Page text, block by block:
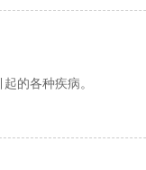
的各种疾病。